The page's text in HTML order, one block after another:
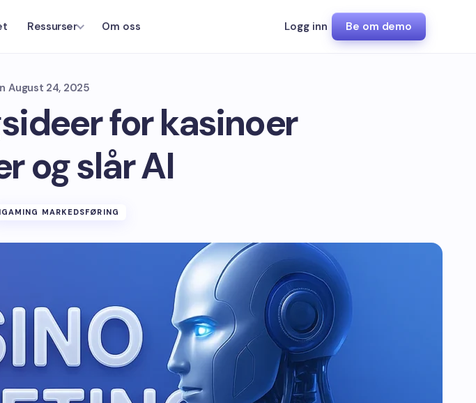
Ressurser Om oss Logg inn Be om demo
August 24, 2025
for kasinoer
og slår AI
IGAMING MARKEDSFØRING